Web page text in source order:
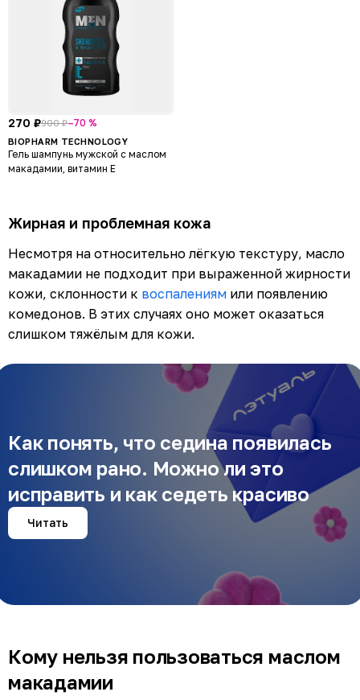
270 ₽900 ₽–70 %
BIOPHARM TECHNOLOGY
Гель шампунь мужской с маслом
макадамии, витамин Е
Жирная и проблемная кожа
Несмотря на относительно лёгкую текстуру, масло
макадамии не подходит при выраженной жирности
кожи, склонности к воспалениям или появлению
комедонов. В этих случаях оно может оказаться
слишком тяжёлым для кожи.
Как понять, что седина появилась
слишком рано. Можно ли это
исправить и как седеть красиво
Читать
Кому нельзя пользоваться маслом
макадамии